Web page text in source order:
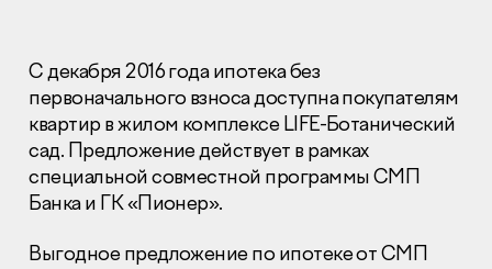
Раскрытие информации
С декабря 2016 года ипотека без
первоначального взноса доступна покупателям
квартир в жилом комплексе LIFE-Ботанический
сад. Предложение действует в рамках
специальной совместной программы СМП
Банка и ГК «Пионер».
Выгодное предложение по ипотеке от СМП